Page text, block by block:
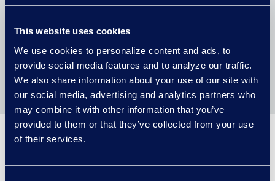
This website uses cookies
We use cookies to personalize content and ads, to
provide social media features and to analyze our traffic.
We also share information about your use of our site with
our social media, advertising and analytics partners who
may combine it with other information that you’ve
provided to them or that they’ve collected from your use
of their services.
mails usando palavras- chave,
rapidamente”, diz Triche.